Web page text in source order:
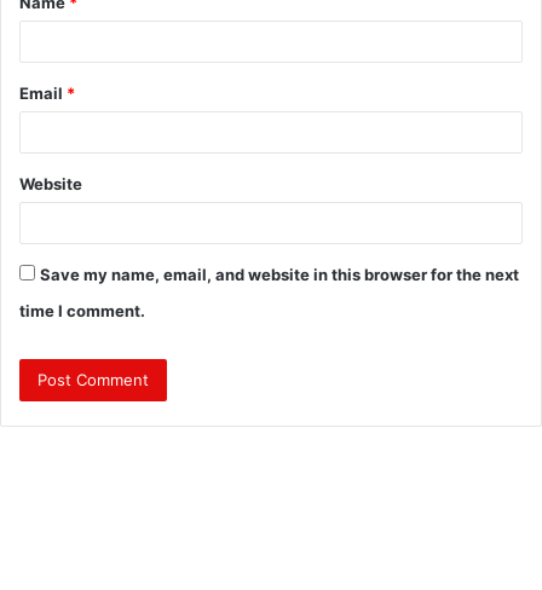
*
Email *
Website
Save my name, email, and website in this browser for the next
time I comment.